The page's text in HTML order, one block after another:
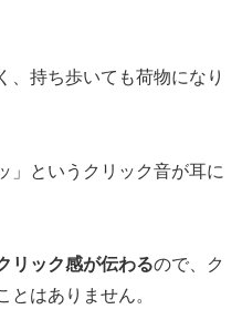
、持ち歩いても荷物になり
」というクリック音が耳に
リック感が伝わるので、ク
とはありません。